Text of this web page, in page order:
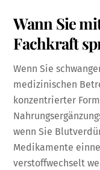
Wann Sie
Fachkraft
Wenn Sie
medizinischen
konzentrierter
wenn Sie
Medikamente
verstoffwechselt